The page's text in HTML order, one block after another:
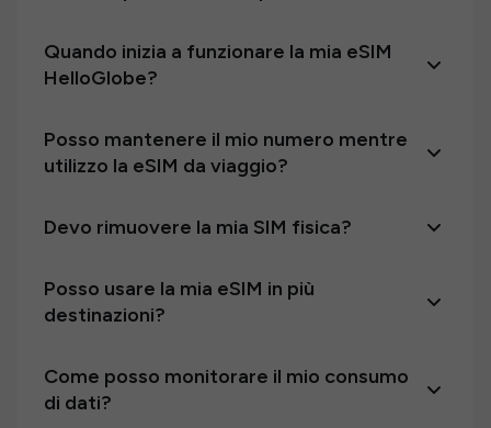
Quando inizia a funzionare la mia eSIM
HelloGlobe?
Posso mantenere il mio numero mentre
utilizzo la eSIM da viaggio?
Devo rimuovere la mia SIM fisica?
Posso usare la mia eSIM in più
destinazioni?
Come posso monitorare il mio consumo
di dati?